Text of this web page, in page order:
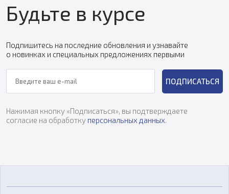
Будьте в курсе
Подпишитесь на последние обновления и узнавайте
о новинках и специальных предложениях первыми
ПОДПИСАТЬСЯ
Нажимая кнопку «Подписаться», вы подтверждаете
согласие на обработку персональных данных.